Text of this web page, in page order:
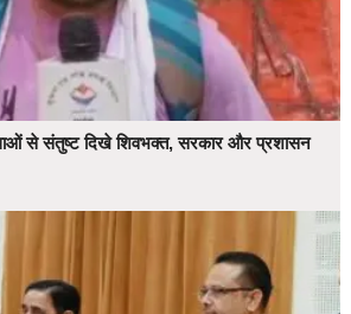
से संतुष्ट दिखे शिवभक्त, सरकार और प्रशासन